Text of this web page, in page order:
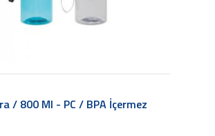
/ 800 Ml - PC / BPA İçermez